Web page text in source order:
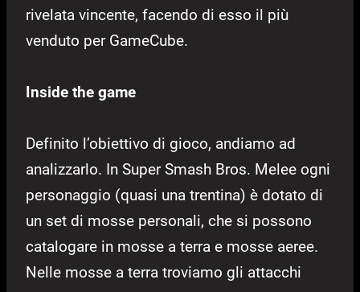
rivelata vincente, facendo di esso il più
venduto per GameCube.
Inside the game
Definito l’obiettivo di gioco, andiamo ad
analizzarlo. In Super Smash Bros. Melee ogni
personaggio (quasi una trentina) è dotato di
un set di mosse personali, che si possono
catalogare in mosse a terra e mosse aeree.
Nelle mosse a terra troviamo gli attacchi